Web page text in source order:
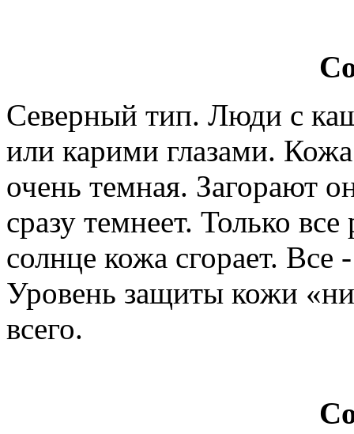
Северный тип. Люди с
или карими глазами.
очень темная. Загорают
сразу темнеет. Только
солнце кожа сгорает. Все
Уровень защиты кожи
всего.